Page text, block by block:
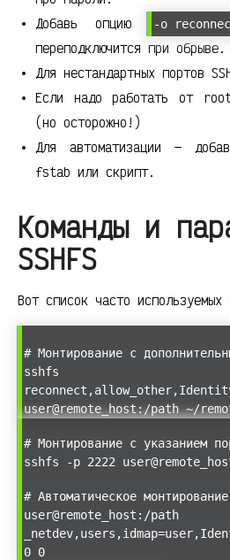
Добавь опцию
-o
переподключится при обрыве.
Для нестандартных портов
Если надо работать от
(но осторожно!)
Для автоматизации —
fstab или скрипт.
Команды и
SSHFS
Вот список часто используемых
# Монтирование с
user@remote_host:/path ~/
# Монтирование с указанием
sshfs -p 2222
# Автоматическое
0 0